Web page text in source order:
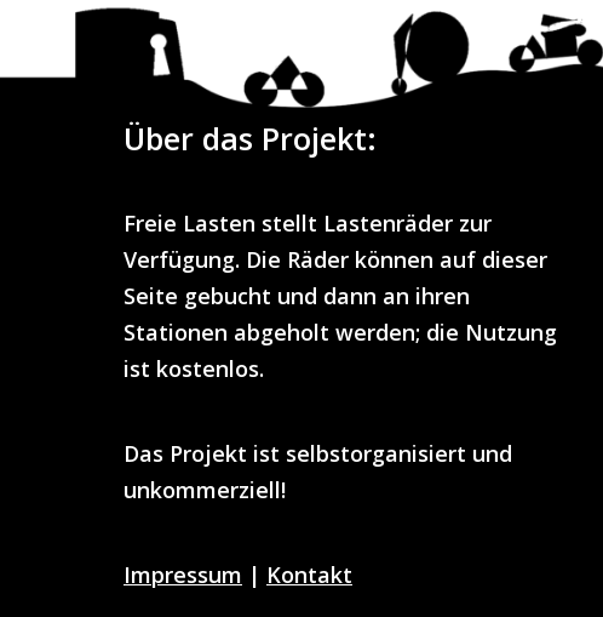
Über das Projekt:
Freie Lasten stellt Lastenräder zur
Verfügung. Die Räder können auf dieser
Seite gebucht und dann an ihren
Stationen abgeholt werden; die Nutzung
ist kostenlos.
Das Projekt ist selbstorganisiert und
unkommerziell!
Impressum | Kontakt